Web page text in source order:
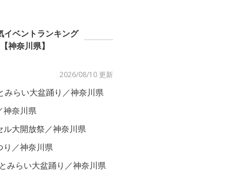
イベントランキング
【神奈川県】
2026/08/10 更新
みらい大盆踊り／神奈川県
神奈川県
ル大開放祭／神奈川県
り／神奈川県
みらい大盆踊り／神奈川県